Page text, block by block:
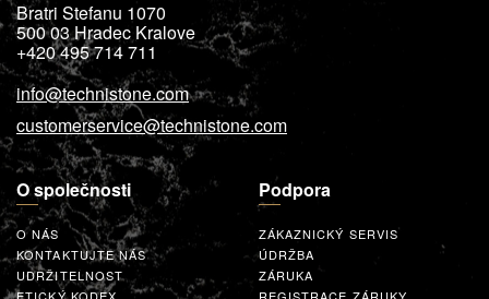
Bratri Stefanu 1070
500 03Hradec Kralove
+420 495 714 711
info@technistone.com
customerservice@technistone.com
O společnosti
O NÁS
KONTAKTUJTE NÁS
UDRŽITELNOST
Podpora
ZÁKAZNICKÝ SERVIS
ÚDRŽBA
ZÁRUKA